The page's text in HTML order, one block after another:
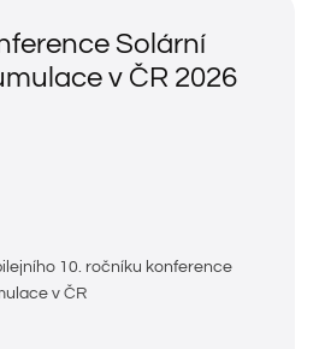
Solární
v ČR 2026
10. ročníku konference
v ČR